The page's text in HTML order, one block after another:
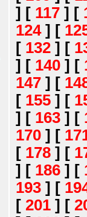
] [ 117 ] [
124] [
[ 132 ] [
] [ 140 ] [
147 ] [
[ 155 ] [
] [ 163 ] [
170 ] [
[ 178 ] [
] [ 186 ] [
193 ] [
[ 201 ] [